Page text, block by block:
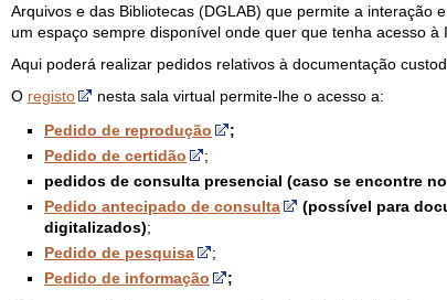
Arquivos e das Bibliotecas (DGLAB) que permite a interação
um espaço sempre disponível onde quer que tenha acesso à
Aqui poderá realizar pedidos relativos à documentação
O registo
nesta sala virtual permite-lhe o acesso a:
Pedido de reprodução
;
Pedido de certidão
;
pedidos de consulta presencial (caso se encontre
Pedido antecipado de consulta
(possível para
digitalizados);
Pedido de pesquisa
;
Pedido de informação
;